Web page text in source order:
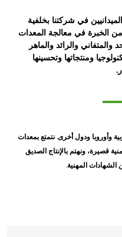
الميدانيين في شركتنا بخلفية
من الخبرة في معالجة المعدات
والرائد والماهر
ومنتجاتها وتحسينها
وأوروبا ودول أخرى. نتمتع بمعدات
قصيرة، ونهتم بالإنتاج الصديق
المهنية.